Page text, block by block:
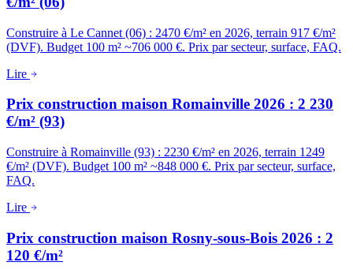
Construire à Le Cannet (06) : 2470 €/m² en 2026, terrain 917 €/m²
(DVF). Budget 100 m² ~706 000 €. Prix par secteur, surface, FAQ.
Lire
Prix construction maison Romainville 2026 : 2 230
€/m² (93)
Construire à Romainville (93) : 2230 €/m² en 2026, terrain 1249
€/m² (DVF). Budget 100 m² ~848 000 €. Prix par secteur, surface,
FAQ.
Lire
Prix construction maison Rosny-sous-Bois 2026 : 2
120 €/m²